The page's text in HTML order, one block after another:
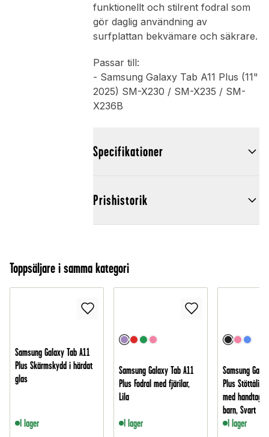
funktionellt och stilrent fodral som
gör daglig användning av
surfplattan bekvämare och säkrare.
Passar till:
- Samsung Galaxy Tab A11 Plus (11"
2025) SM-X230 / SM-X235 / SM-
X236B
Specifikationer
Prishistorik
Toppsäljare i samma kategori
Samsung Galaxy Tab A11
Plus Skärmskydd i härdat
glas
I lager
Samsung Galaxy Tab A11
Plus Fodral med fjärilar,
Lila
I lager
Samsung
Plus
med handtag
barn, Svart
I lager